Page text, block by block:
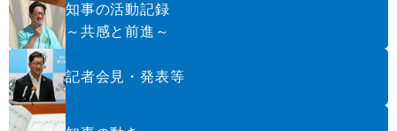
知事の活動記録
～共感と前進～
記者会見・発表等